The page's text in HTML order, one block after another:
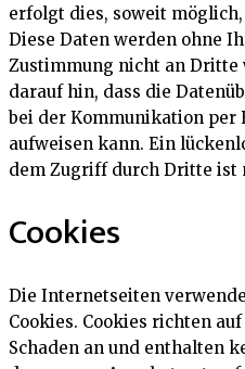
erfolgt dies, soweit
Diese Daten werden ohne
Zustimmung nicht an Dritte
darauf hin, dass die
bei der Kommunikation per
aufweisen kann. Ein
dem Zugriff durch Dritte ist
Cookies
Die Internetseiten
Cookies. Cookies richten
Schaden an und enthalten